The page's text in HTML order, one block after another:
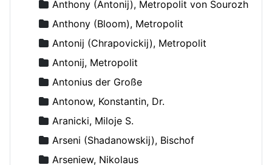
Anthony (Antonij), Metropolit von Sourozh
Anthony (Bloom), Metropolit
Antonij (Chrapovickij), Metropolit
Antonij, Metropolit
Antonius der Große
Antonow, Konstantin, Dr.
Aranicki, Miloje S.
Arseni (Shadanowskij), Bischof
Arseniew, Nikolaus